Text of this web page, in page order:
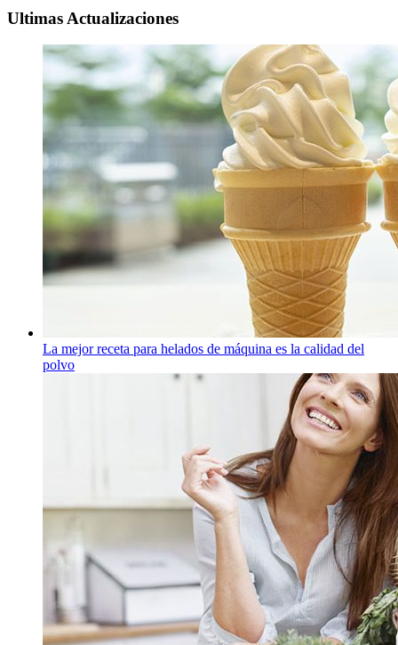
Ultimas Actualizaciones
La mejor receta para helados de máquina es la calidad del
polvo